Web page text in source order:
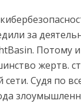
за
Потому
жертв.
Судя по